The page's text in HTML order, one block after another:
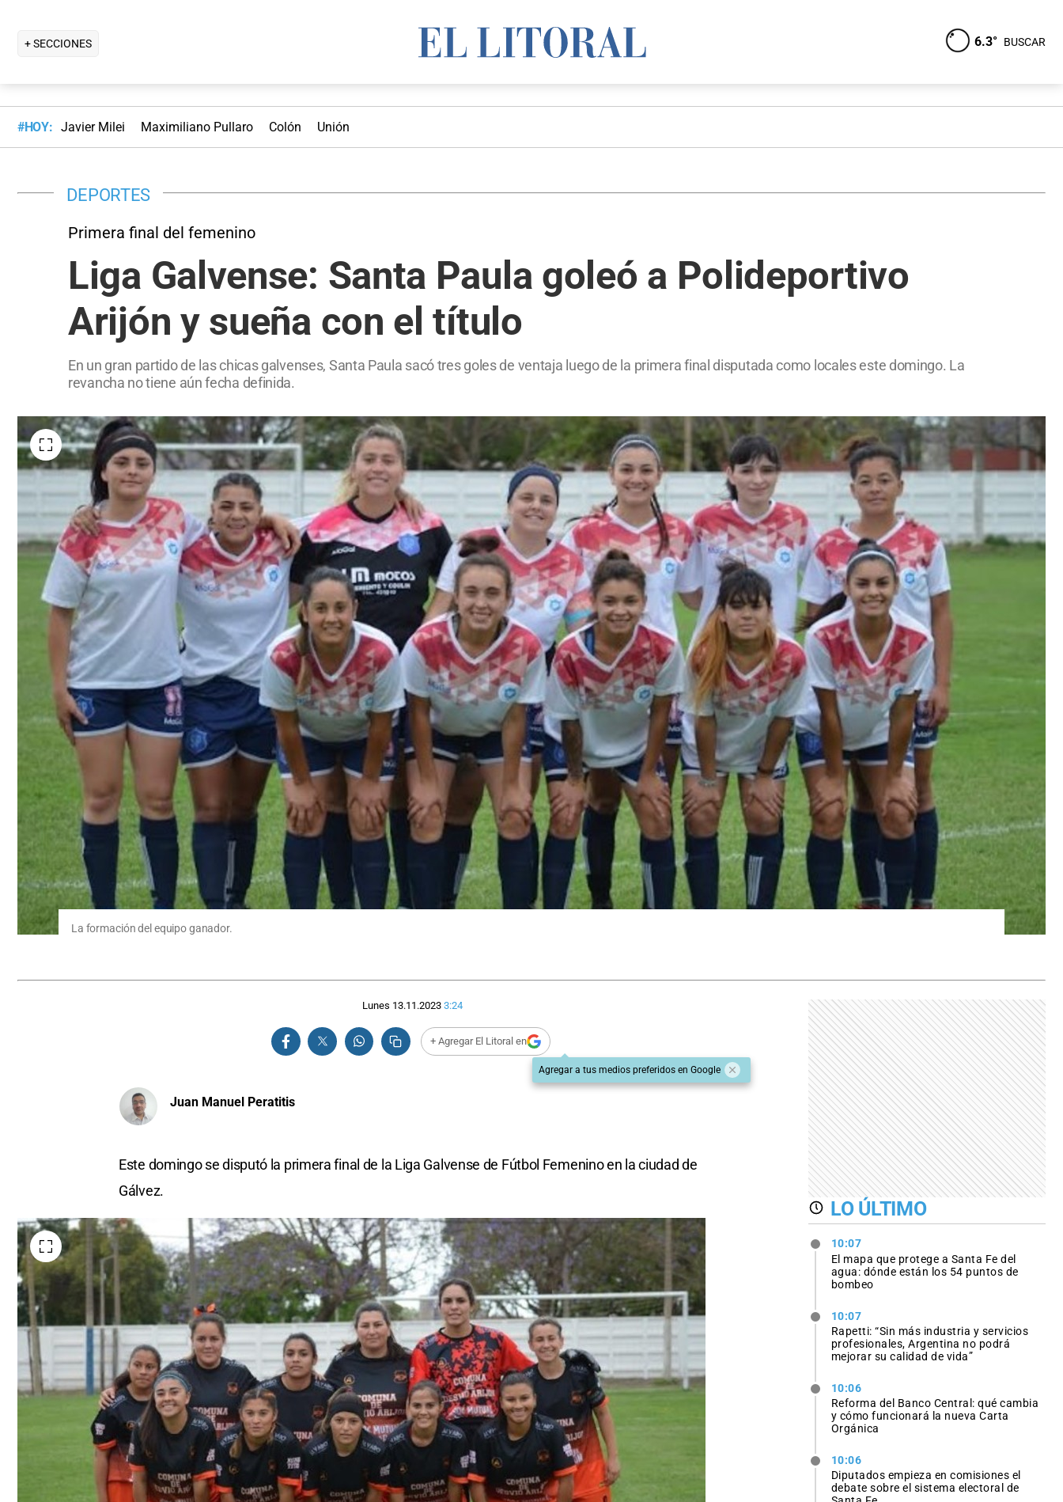
+ SECCIONES 6.3° BUSCAR
#HOY: Javier Milei Maximiliano Pullaro Colón Unión
DEPORTES
Primera final del femenino
Liga Galvense: Santa Paula goleó a Polideportivo
Arijón y sueña con el título
En un gran partido de las chicas galvenses, Santa Paula sacó tres goles de ventaja luego de la primera final disputada como locales este domingo. La
revancha no tiene aún fecha definida.
La formación del equipo ganador.
Lunes 13.11.2023 3:24
+ Agregar El Litoral en
Agregar a tus medios preferidos en Google
Juan Manuel Peratitis
Este domingo se disputó la primera final de la Liga Galvense de Fútbol Femenino en la ciudad de
Gálvez.
LO ÚLTIMO
10:07
El mapa que protege a Santa Fe del
agua: dónde están los 54 puntos de
bombeo
10:07
Rapetti: “Sin más industria y servicios
profesionales, Argentina no podrá
mejorar su calidad de vida”
10:06
Reforma del Banco Central: qué cambia
y cómo funcionará la nueva Carta
Orgánica
10:06
Diputados empieza en comisiones el
debate sobre el sistema electoral de